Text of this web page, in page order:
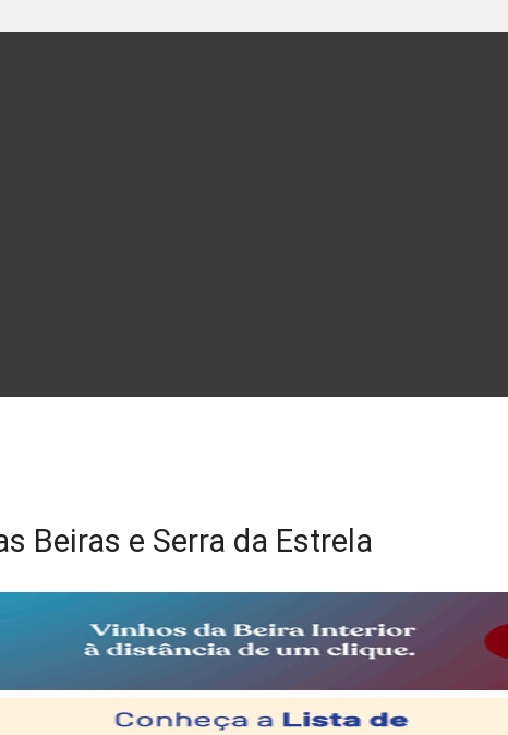
Beiras e Serra da Estrela